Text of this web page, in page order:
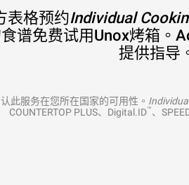
表格预约Individual
谱免费试用Unox烤箱。
提供指导
此服务在您所在国家的可用性。
COUNTERTOP PLUS、Digital.ID™、